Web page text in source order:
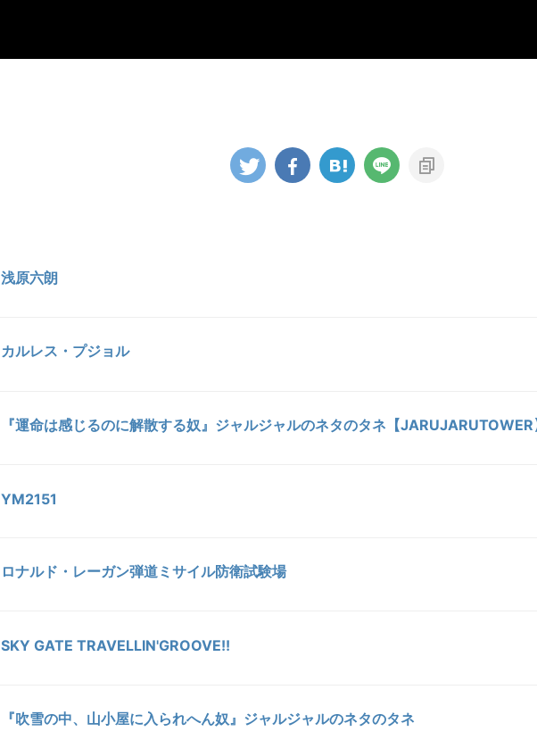
浅原六朗
カルレス・プジョル
『運命は感じるのに解散する奴』ジャルジャルのネタのタネ【JARUJARUTOWER
YM2151
ロナルド・レーガン弾道ミサイル防衛試験場
SKY GATE TRAVELLIN'GROOVE!!
『吹雪の中、山小屋に入られへん奴』ジャルジャルのネタのタネ